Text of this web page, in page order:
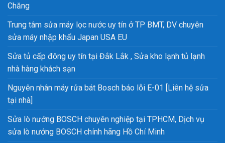
Chăng
Trung tâm sửa máy lọc nước uy tín ở TP BMT, DV chuyên
sửa máy nhập khẩu Japan USA EU
Sửa tủ cấp đông uy tín tại Đắk Lắk , Sửa kho lạnh tủ lạnh
nhà hàng khách sạn
Nguyên nhân máy rửa bát Bosch báo lỗi E-01 [Liên hệ sửa
tại nhà]
Sửa lò nướng BOSCH chuyên nghiệp tại TPHCM, Dịch vụ
sửa lò nướng BOSCH chính hãng Hồ Chí Minh